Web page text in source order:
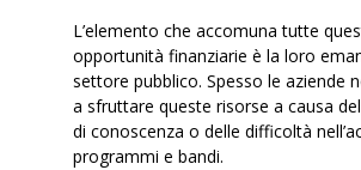
L’elemento che accomuna tutte
opportunità finanziarie è la loro
settore pubblico. Spesso le aziende
a sfruttare queste risorse a causa
di conoscenza o delle difficoltà
programmi e bandi.